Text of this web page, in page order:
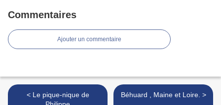
Commentaires
Ajouter un commentaire
< Le pique-nique de
Béhuard , Maine et Loire. >